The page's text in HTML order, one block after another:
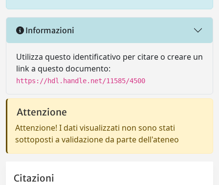
Informazioni
Utilizza questo identificativo per citare o creare un
link a questo documento:
https://hdl.handle.net/11585/4500
Attenzione
Attenzione! I dati visualizzati non sono stati
sottoposti a validazione da parte dell'ateneo
Citazioni